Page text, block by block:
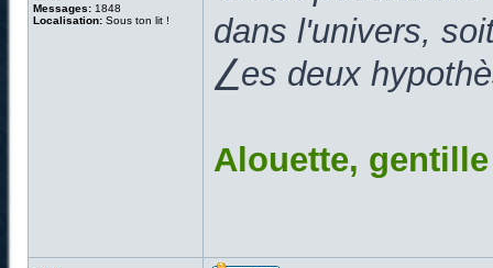
Messages: 1848
Localisation: Sous ton lit !
dans l'univers,
⎳es deux
Alouette,